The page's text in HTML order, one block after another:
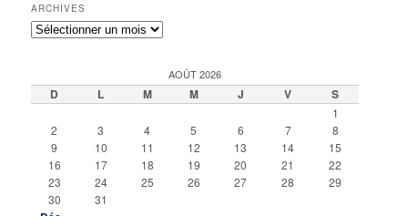
ARCHIVES
Archives
AOÛT 2026
D L M M J V S
1
2
3 4 5 6 7
8
9
10 11 12 13 14
15
16
17 18 19 20 21
22
23
24 25 26 27 28
29
30
31